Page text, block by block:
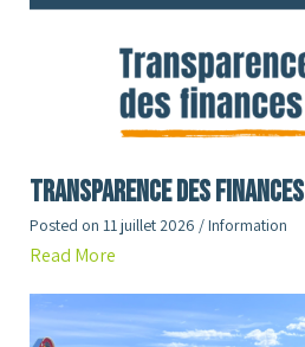
Transparence des finances
Posted on 11 juillet 2026 /Information
Read More